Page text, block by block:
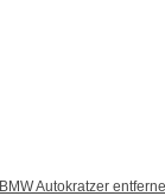
BMW Autokratzer